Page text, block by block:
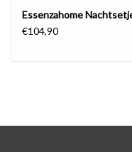
Essenzahome
€104,90